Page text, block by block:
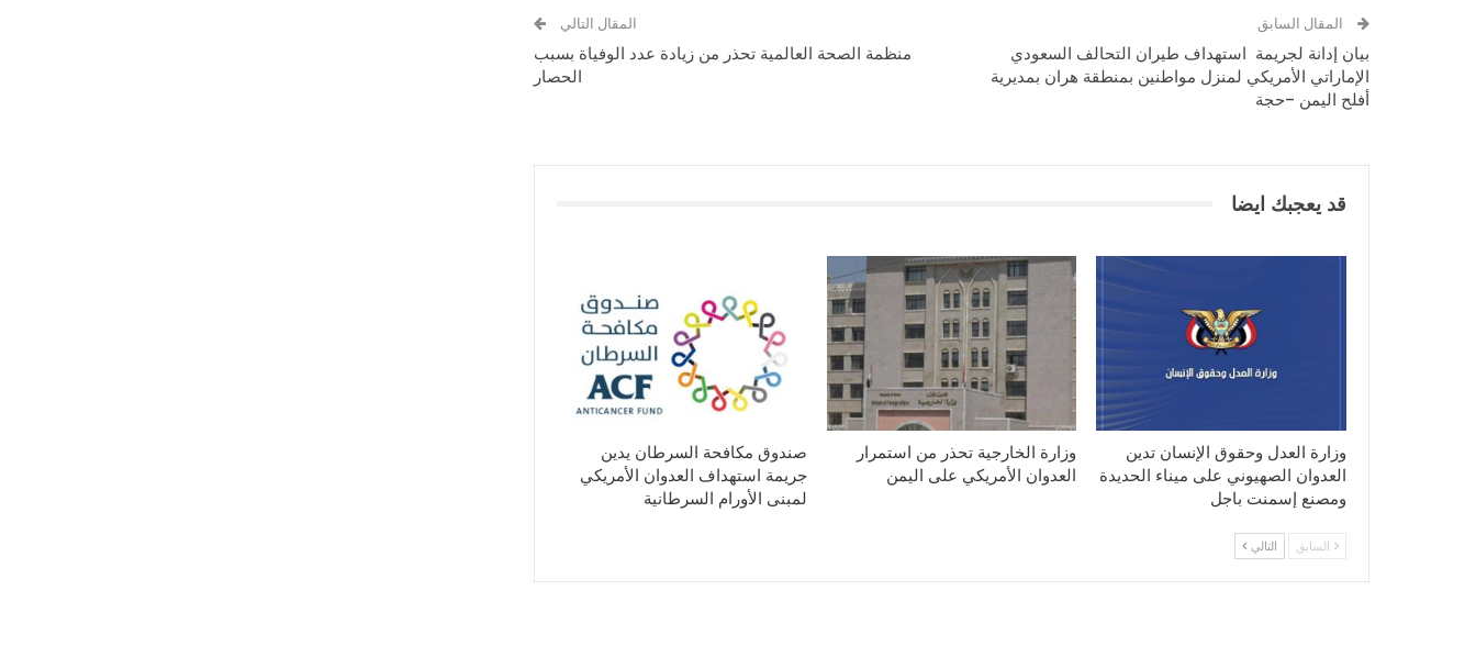
المقال السابق
بيان إدانة لجريمة استهداف طيران التحالف السعودي
الإماراتي الأمريكي لمنزل مواطنين بمنطقة هران بمديرية
أفلح اليمن –حجة
المقال التالي
منظمة الصحة العالمية تحذر من زيادة عدد الوفياة بسبب
الحصار
قد يعجبك ايضا
وزارة العدل وحقوق الإنسان تدين
العدوان الصهيوني على ميناء الحديدة
ومصنع إسمنت باجل
وزارة الخارجية تحذر من استمرار
العدوان الأمريكي على اليمن
صندوق مكافحة السرطان يدين
جريمة استهداف العدوان الأمريكي
لمبنى الأورام السرطانية
السابق التالي